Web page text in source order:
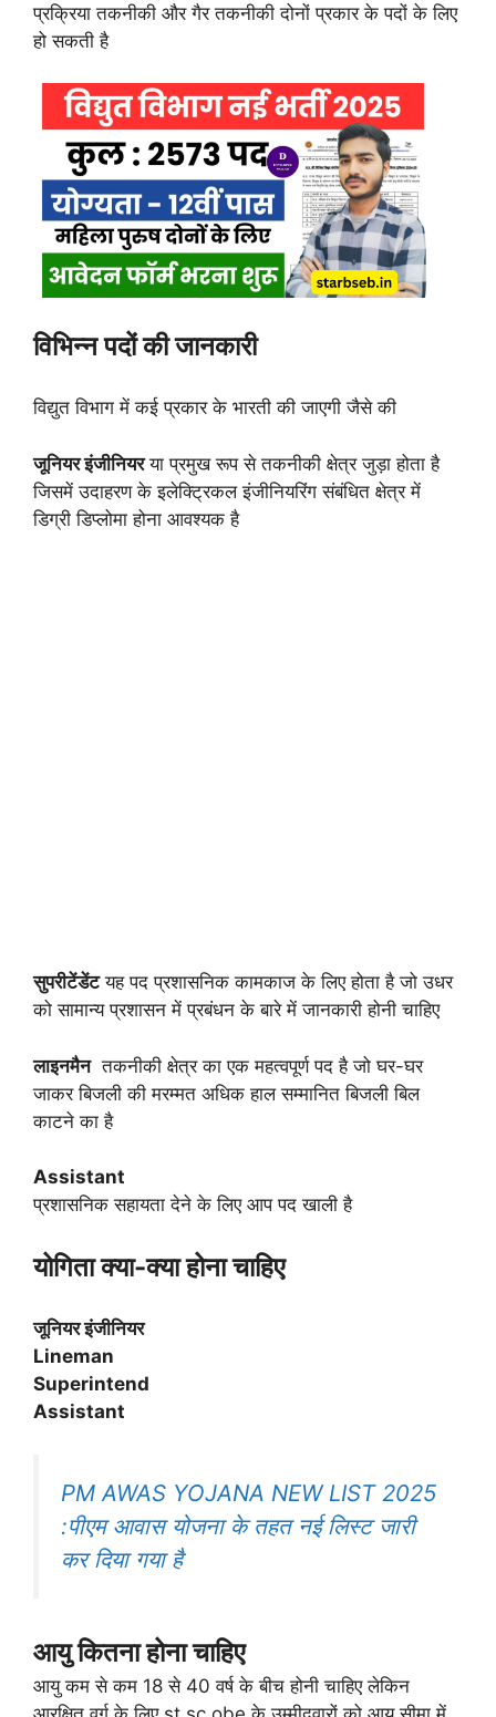
प्रक्रिया तकनीकी और गैर तकनीकी दोनों प्रकार के पदों के लिए
हो सकती है
विभिन्न पदों की जानकारी
विद्युत विभाग में कई प्रकार के भारती की जाएगी जैसे की
जूनियर इंजीनियरया प्रमुख रूप से तकनीकी क्षेत्र जुड़ा होता है
जिसमें उदाहरण के इलेक्ट्रिकल इंजीनियरिंग संबंधित क्षेत्र में
डिग्री डिप्लोमा होना आवश्यक है
सुपरीटेंडेंटयह पद प्रशासनिक कामकाज के लिए होता है जो उधर
को सामान्य प्रशासन में प्रबंधन के बारे में जानकारी होनी चाहिए
लाइनमैनतकनीकी क्षेत्र का एक महत्वपूर्ण पद है जो घर-घर
जाकर बिजली की मरम्मत अधिक हाल सम्मानित बिजली बिल
काटने का है
Assistant
प्रशासनिक सहायता देने के लिए आप पद खाली है
योगिता क्या-क्या होना चाहिए
जूनियर इंजीनियर
Lineman
Superintend
Assistant
PM AWAS YOJANA NEW LIST 2025
:पीएम आवास योजना के तहत नई लिस्ट जारी
कर दिया गया है
आयु कितना होना चाहिए
आयु कम से कम 18 से 40 वर्ष के बीच होनी चाहिए लेकिन